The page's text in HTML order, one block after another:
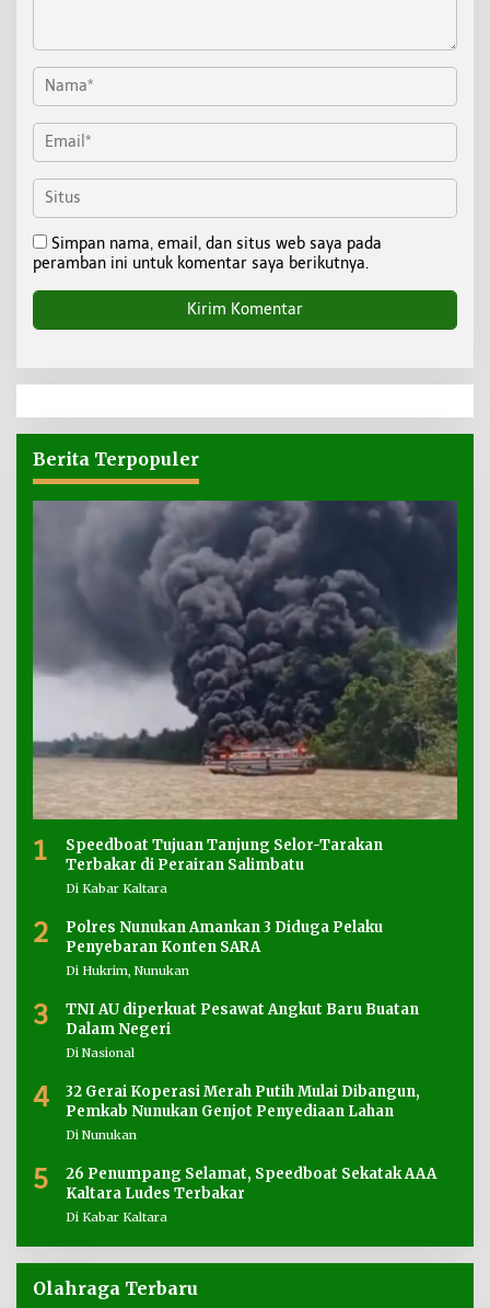
Simpan nama, email, dan situs web saya pada
peramban ini untuk komentar saya berikutnya.
Berita Terpopuler
1
Speedboat Tujuan Tanjung Selor-Tarakan
Terbakar di Perairan Salimbatu
Di Kabar Kaltara
2
Polres Nunukan Amankan 3 Diduga Pelaku
Penyebaran Konten SARA
Di Hukrim, Nunukan
3
TNI AU diperkuat Pesawat Angkut Baru Buatan
Dalam Negeri
Di Nasional
4
32 Gerai Koperasi Merah Putih Mulai Dibangun,
Pemkab Nunukan Genjot Penyediaan Lahan
Di Nunukan
5
26 Penumpang Selamat, Speedboat Sekatak AAA
Kaltara Ludes Terbakar
Di Kabar Kaltara
Olahraga Terbaru